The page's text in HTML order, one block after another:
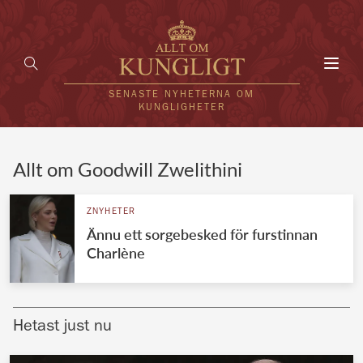
SENASTE NYHETERNA OM
KUNGLIGHETER
UTLÄNDSKT
VÄRLDENS KUNGAHUS
Allt om Goodwill Zwelithini
ZNYHETER
Ännu ett sorgebesked för furstinnan
Charlène
Hetast just nu